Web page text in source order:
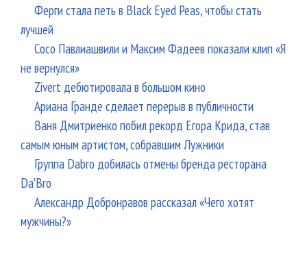
Ферги стала петь в Black Eyed Peas, чтобы стать
лучшей
Сосо Павлиашвили и Максим Фадеев показали клип «Я
не вернулся»
Zivert дебютировала в большом кино
Ариана Гранде сделает перерыв в публичности
Ваня Дмитриенко побил рекорд Егора Крида, став
самым юным артистом, собравшим Лужники
Группа Dabro добилась отмены бренда ресторана
Da'Bro
Александр Добронравов рассказал «Чего хотят
мужчины?»